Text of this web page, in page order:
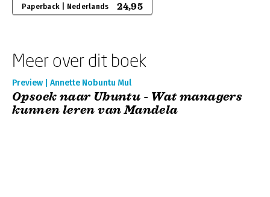
Paperback | Nederlands 24,95
Meer over dit boek
Preview | Annette Nobuntu Mul
Opsoek naar Ubuntu - Wat managers
kunnen leren van Mandela